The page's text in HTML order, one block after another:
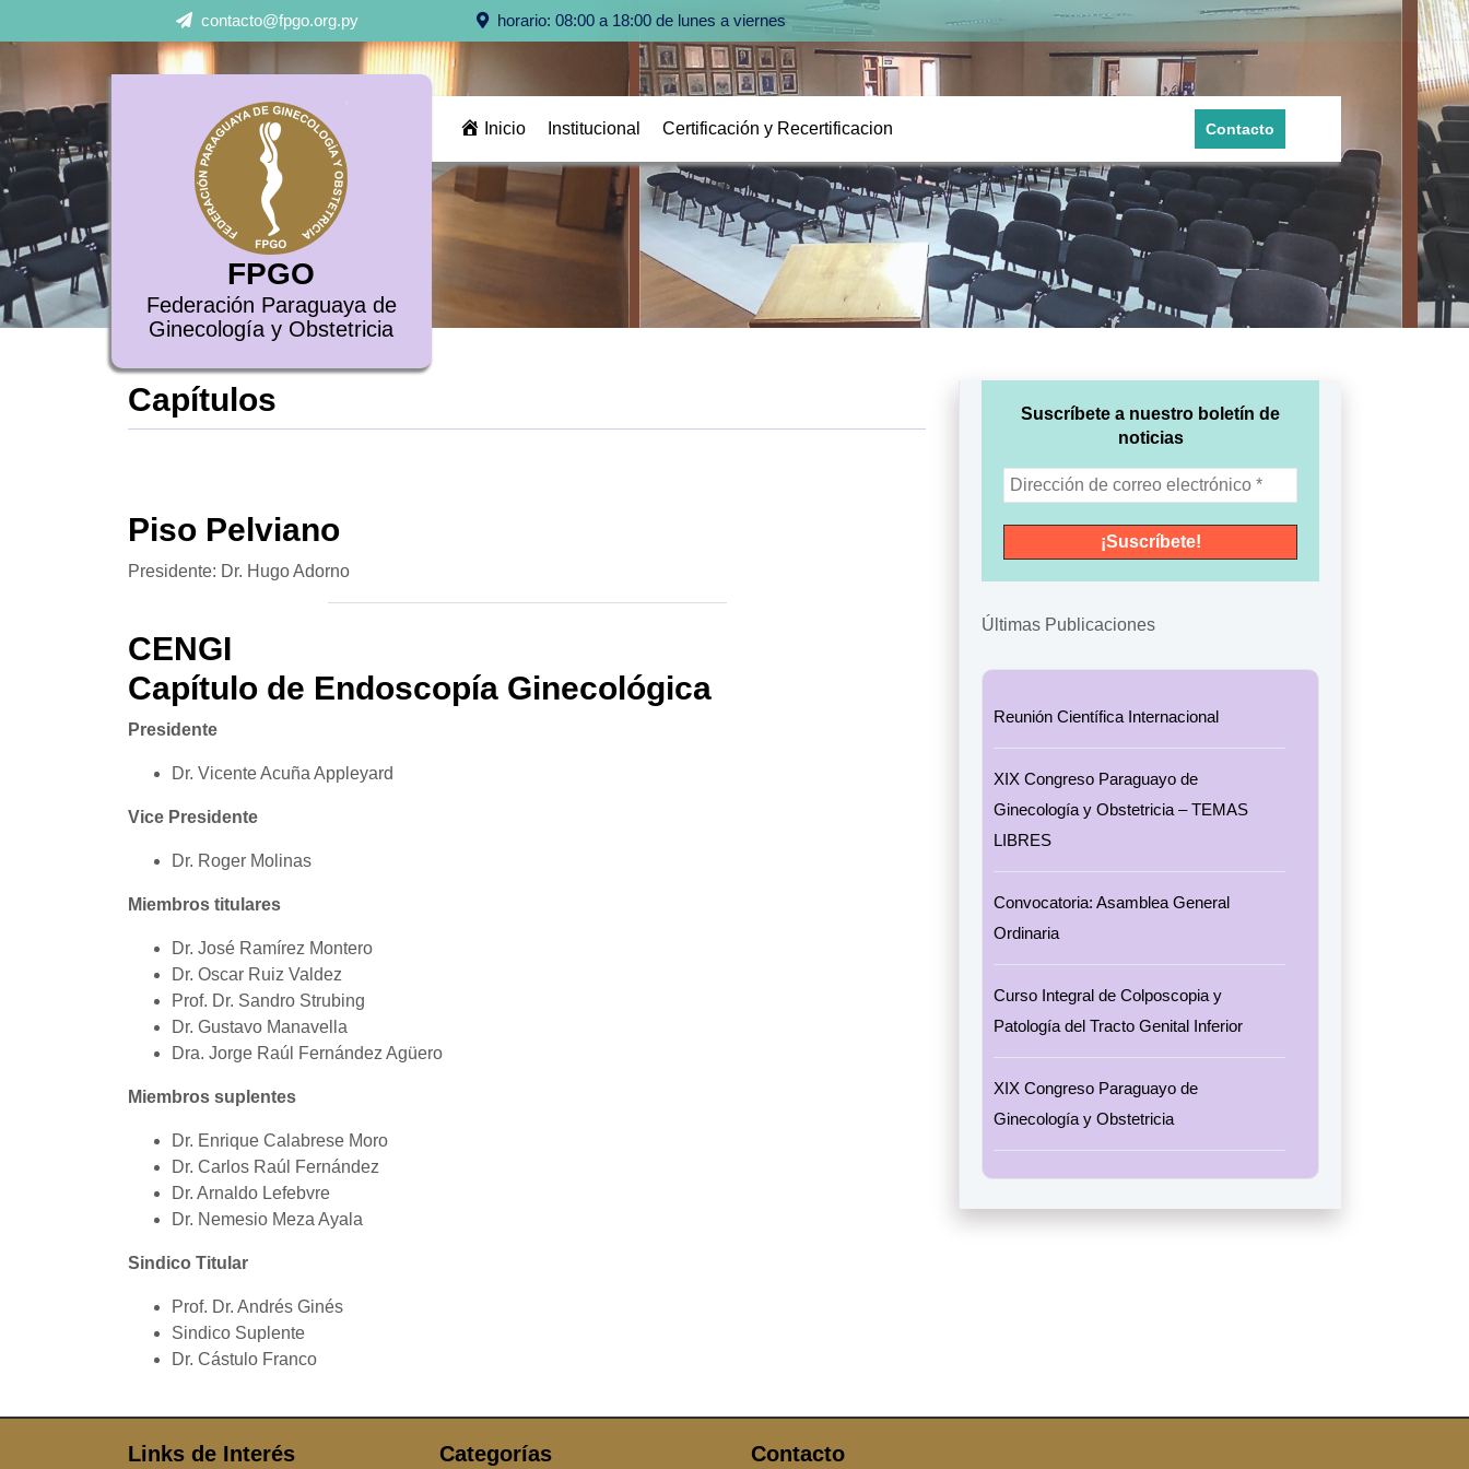
to
contacto@fpgo.org.py horario: 08:00 a 18:00 de lunes a viernes
FPGO
Federación Paraguaya de
Ginecología y Obstetricia
Inicio Institucional Certificación y Recertificacion Contacto
Capítulos
Piso Pelviano
Presidente: Dr. Hugo Adorno
CENGI
Capítulo de Endoscopía Ginecológica
Presidente
Dr. Vicente Acuña Appleyard
Vice Presidente
Dr. Roger Molinas
Miembros titulares
Dr. José Ramírez Montero
Dr. Oscar Ruiz Valdez
Prof. Dr. Sandro Strubing
Dr. Gustavo Manavella
Dra. Jorge Raúl Fernández Agüero
Miembros suplentes
Dr. Enrique Calabrese Moro
Dr. Carlos Raúl Fernández
Dr. Arnaldo Lefebvre
Dr. Nemesio Meza Ayala
Sindico Titular
Prof. Dr. Andrés Ginés
Sindico Suplente
Dr. Cástulo Franco
Suscríbete a nuestro boletín de
noticias
Últimas Publicaciones
Reunión Científica Internacional
XIX Congreso Paraguayo de
Ginecología y Obstetricia – TEMAS
LIBRES
Convocatoria: Asamblea General
Ordinaria
Curso Integral de Colposcopia y
Patología del Tracto Genital Inferior
XIX Congreso Paraguayo de
Ginecología y Obstetricia
Links de Interés Categorías Contacto